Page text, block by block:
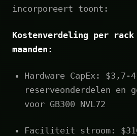
incorporeert toont:
Kostenverdeling per
maanden:
Hardware CapEx:
reserveonderdelen en
voor GB300 NVL72
Faciliteit stroom: